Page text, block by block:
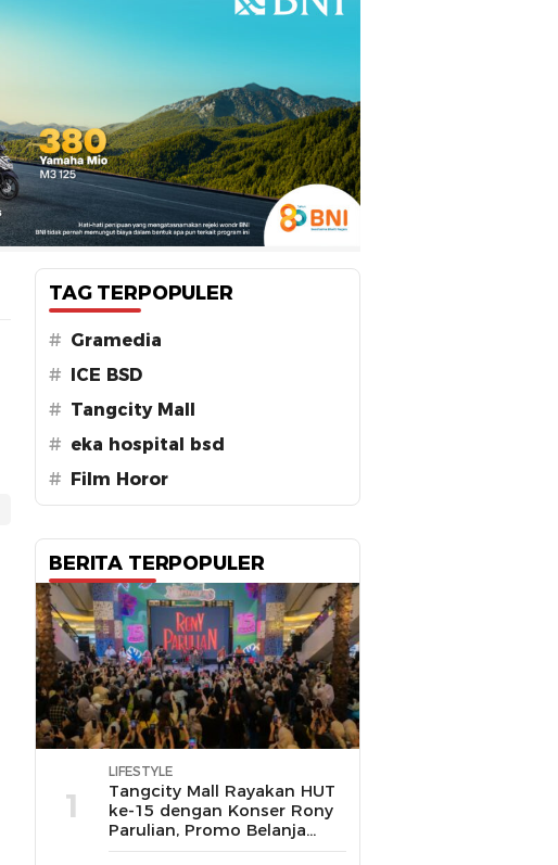
TAG TERPOPULER
# Gramedia
# ICE BSD
# Tangcity Mall
# eka hospital bsd
# Film Horor
BERITA TERPOPULER
1
LIFESTYLE
Tangcity Mall Rayakan HUT
ke-15 dengan Konser Rony
Parulian, Promo Belanja
hingga Festival Komunitas